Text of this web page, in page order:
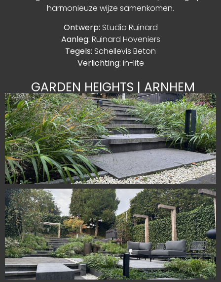
harmonieuze wijze samenkomen.
Ontwerp: Studio Ruinard
Aanleg: Ruinard Hoveniers
Tegels: Schellevis Beton
Verlichting: in-lite
GARDEN HEIGHTS | ARNHEM